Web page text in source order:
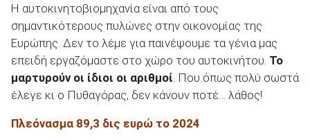
ΑΝΑΖΗΤΗΣΗ
Η αυτοκινητοβιομηχανία είναι από τους
σημαντικότερους πυλώνες στην οικονομίας της
Ευρώπης. Δεν το λέμε για παινέψουμε τα γένια μας
επειδή εργαζόμαστε στο χώρο του αυτοκινήτου. Το
μαρτυρούν οι ίδιοι οι αριθμοί . Που όπως πολύ σωστά
έλεγε κι ο Πυθαγόρας, δεν κάνουν ποτέ… λάθος!
Πλεόνασμα 89,3 δις ευρώ το 2024